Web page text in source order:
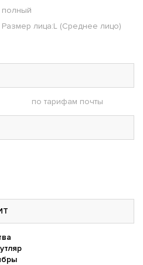
полный
Размер лица:L (Среднее лицо)
по тарифам почты